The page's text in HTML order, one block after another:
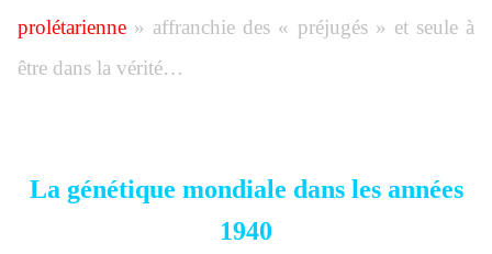
prolétarienne » affranchie des « préjugés » et seule à
être dans la vérité…
La génétique mondiale dans les années
1940